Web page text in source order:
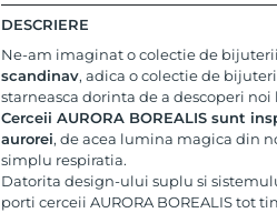
DESCRIERE
Ne-am imaginat o colectie de
scandinav, adica o colectie de
starneasca dorinta de a descoperi
Cerceii AURORA BOREALIS sunt
aurorei, de acea lumina magica din
simplu respiratia.
Datorita design-ului suplu si
porti cerceii AURORA BOREALIS tot